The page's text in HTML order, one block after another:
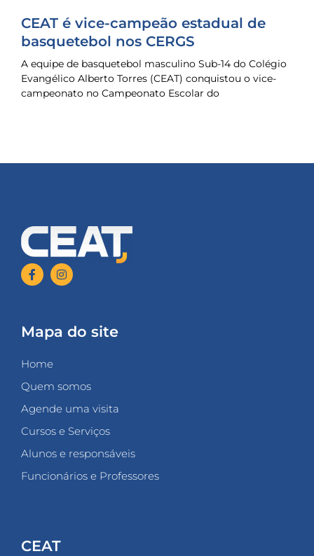
CEAT é vice-campeão estadual de
basquetebol nos CERGS
A equipe de basquetebol masculino Sub-14 do Colégio
Evangélico Alberto Torres (CEAT) conquistou o vice-
campeonato no Campeonato Escolar do
Mapa do site
Home
Quem somos
Agende uma visita
Cursos e Serviços
Alunos e responsáveis
Funcionários e Professores
CEAT